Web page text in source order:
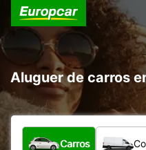
Aluguer de carros
Que tipo de veículo
Carros